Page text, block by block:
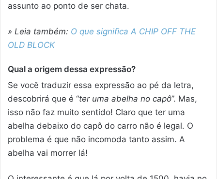
assunto ao ponto de ser chata.
» Leia também: O que significa A CHIP OFF THE
OLD BLOCK
Qual a origem dessa expressão?
Se você traduzir essa expressão ao pé da letra,
descobrirá que é “ter uma abelha no capô”. Mas,
isso não faz muito sentido! Claro que ter uma
abelha debaixo do capô do carro não é legal. O
problema é que não incomoda tanto assim. A
abelha vai morrer lá!